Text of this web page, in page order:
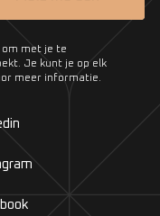
om met je te
Je kunt je op elk
meer informatie.